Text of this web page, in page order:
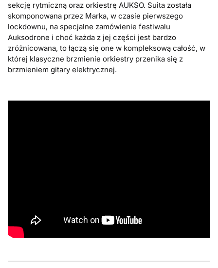
sekcję rytmiczną oraz orkiestrę AUKSO. Suita została
skomponowana przez Marka, w czasie pierwszego
lockdownu, na specjalne zamówienie festiwalu
Auksodrone i choć każda z jej części jest bardzo
zróżnicowana, to łączą się one w kompleksową całość, w
której klasyczne brzmienie orkiestry przenika się z
brzmieniem gitary elektrycznej.